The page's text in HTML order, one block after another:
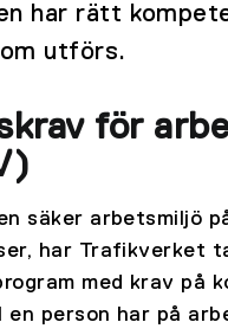
har rätt
utförs.
för
säker arbetsmiljö
har Trafikverket
med krav på
person har på